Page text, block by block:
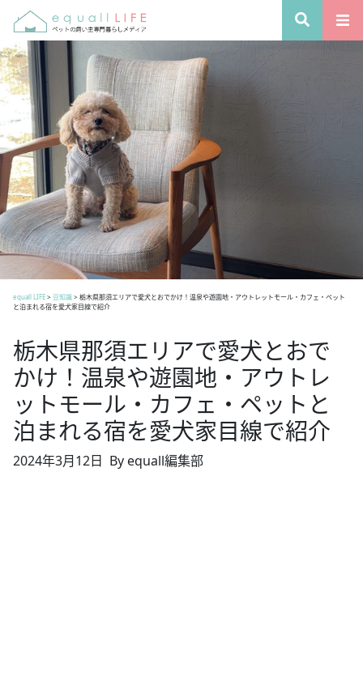
equall LIFE> 豆知識> 栃木県那須エリアで愛犬とおでかけ！温泉や遊園地・アウトレットモール・カフェ・ペット
と泊まれる宿を愛犬家目線で紹介
栃木県那須エリアで愛犬とおで
かけ！温泉や遊園地・アウトレ
ットモール・カフェ・ペットと
泊まれる宿を愛犬家目線で紹介
2024年3月12日 By equall編集部